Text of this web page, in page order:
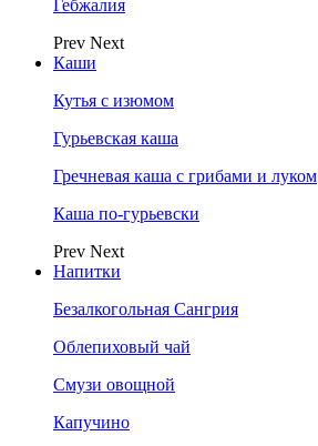
Гебжалия
Prev Next
Каши
Кутья с изюмом
Гурьевская каша
Гречневая каша с грибами и луком
Каша по-гурьевски
Prev Next
Напитки
Безалкогольная Сангрия
Облепиховый чай
Смузи овощной
Капучино